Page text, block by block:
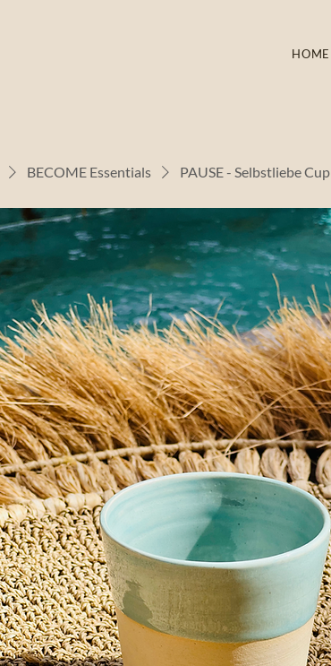
HOME
BECOME Essentials PAUSE - Selbstliebe Cup